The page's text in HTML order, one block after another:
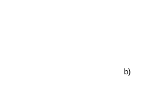
b)